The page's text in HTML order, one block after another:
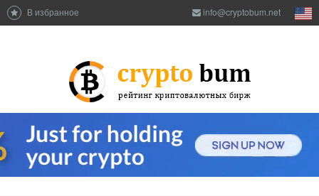
В избранное info@cryptobum.net